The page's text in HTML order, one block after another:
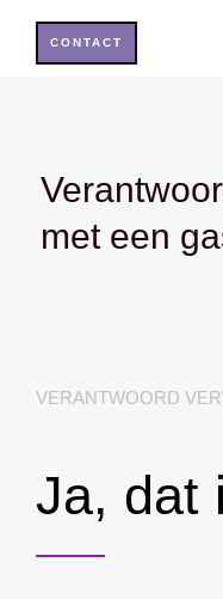
CONTACT
met een
VERANTWOORD
Ja, dat